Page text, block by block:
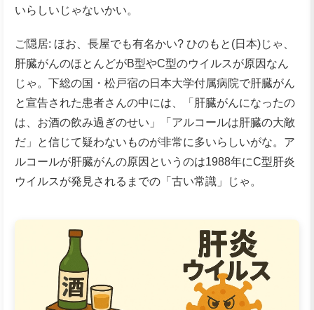
いらしいじゃないかい。
ご隠居: ほお、長屋でも有名かい? ひのもと(日本)じゃ、
肝臓がんのほとんどがB型やC型のウイルスが原因なん
じゃ。下総の国・松戸宿の日本大学付属病院で肝臓がん
と宣告された患者さんの中には、「肝臓がんになったの
は、お酒の飲み過ぎのせい」「アルコールは肝臓の大敵
だ」と信じて疑わないものが非常に多いらしいがな。ア
ルコールが肝臓がんの原因というのは1988年にC型肝炎
ウイルスが発見されるまでの「古い常識」じゃ。